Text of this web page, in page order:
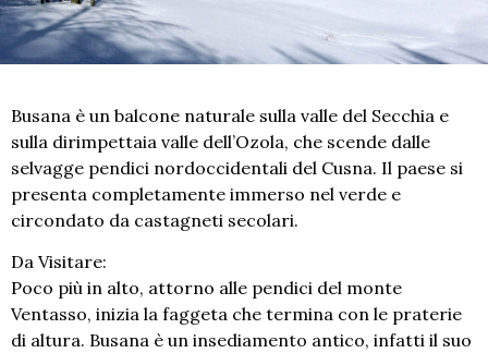
Busana è un balcone naturale sulla valle del Secchia e
sulla dirimpettaia valle dell’Ozola, che scende dalle
selvagge pendici nordoccidentali del Cusna. Il paese si
presenta completamente immerso nel verde e
circondato da castagneti secolari.
Da Visitare:
Poco più in alto, attorno alle pendici del monte
Ventasso, inizia la faggeta che termina con le praterie
di altura. Busana è un insediamento antico, infatti il suo